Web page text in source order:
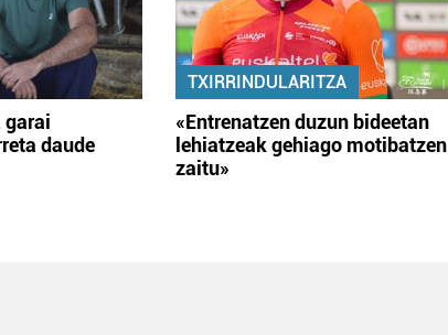
garai
daude
TXIRRINDULARITZA
«Entrenatzen duzun bideetan
lehiatzeak gehiago motibatzen
zaitu»